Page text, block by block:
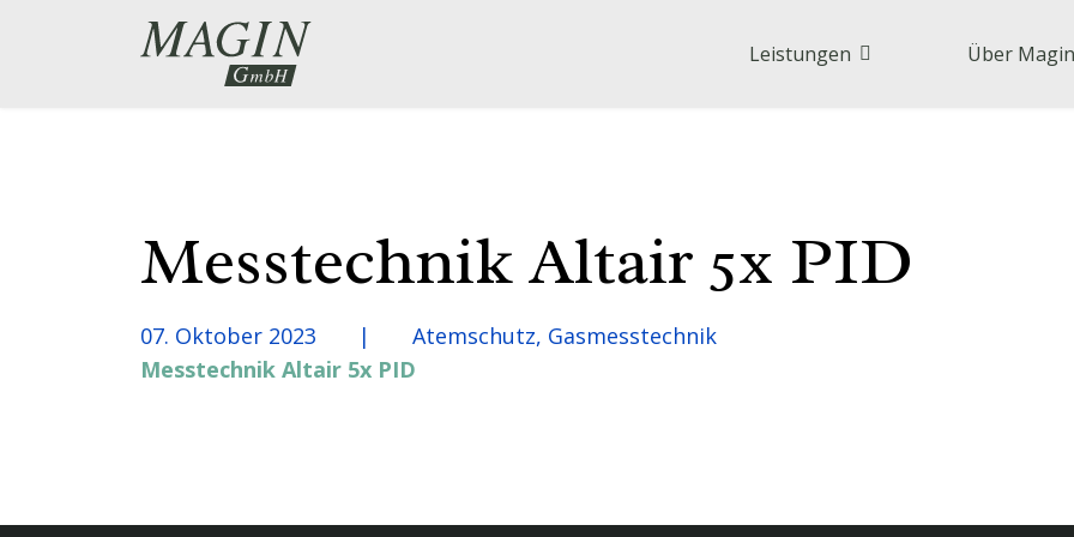
Leistungen Über Magin
Messtechnik Altair 5x PID
07. Oktober 2023
Atemschutz, Gasmesstechnik
Messtechnik Altair 5x PID